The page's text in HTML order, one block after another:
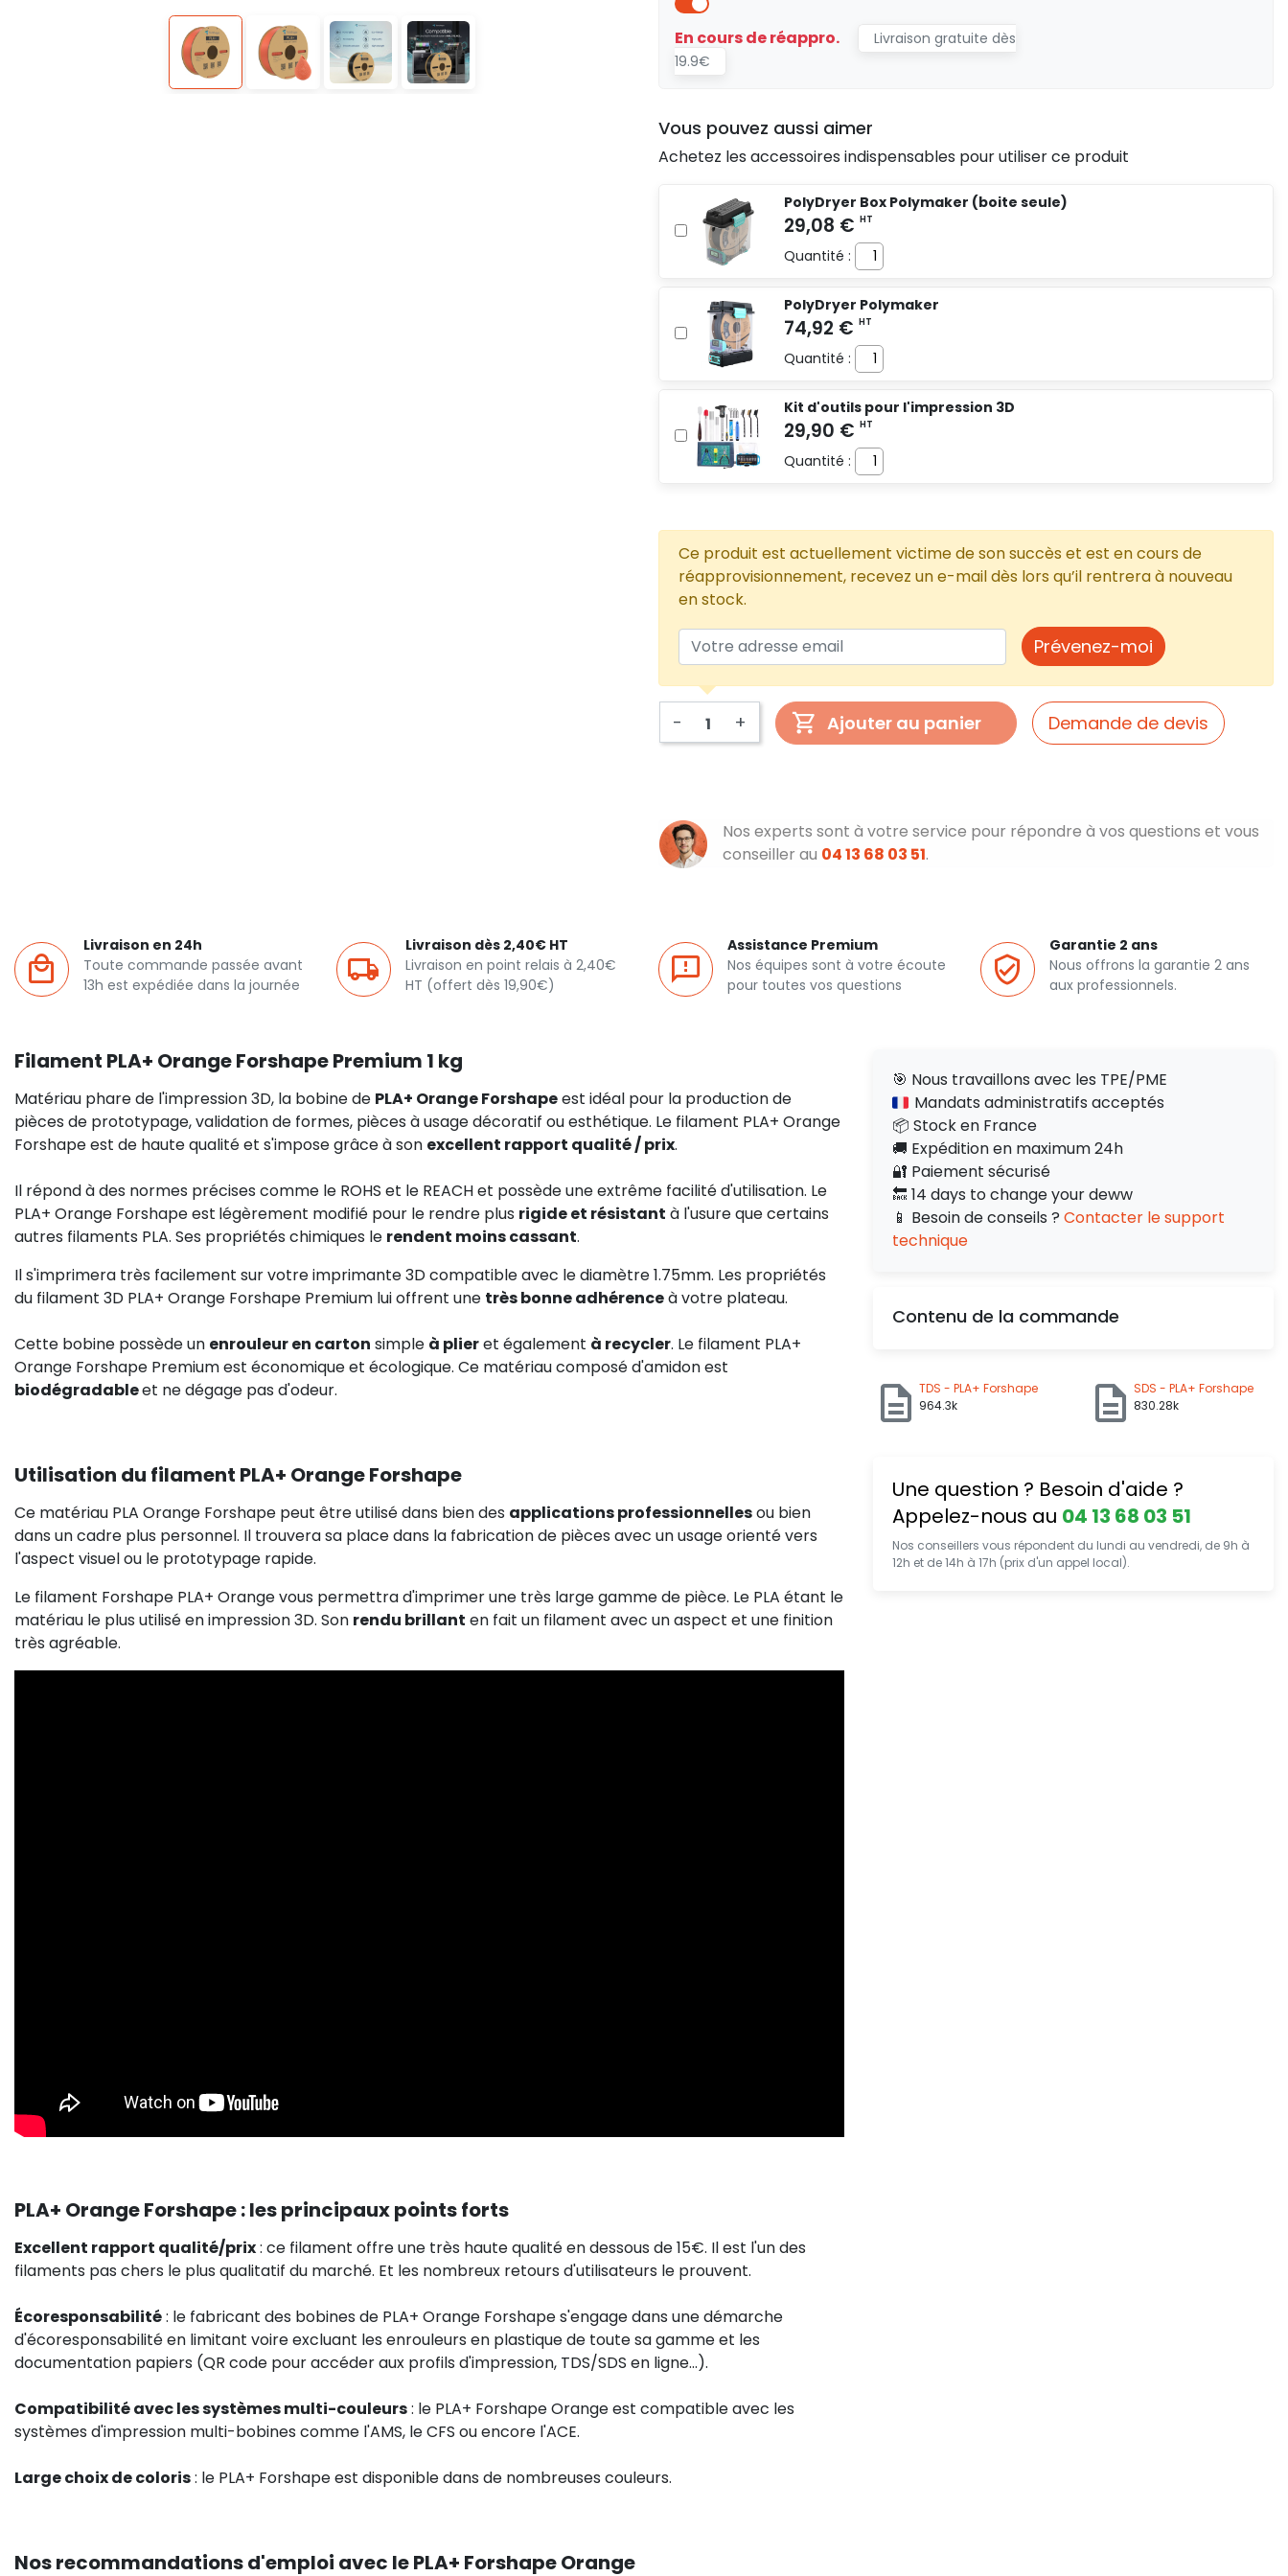
En cours de réappro.
Livraison gratuite dès
19.9€
Vous pouvez aussi aimer
Achetez les accessoires indispensables pour utiliser ce produit
PolyDryer Box Polymaker (boite seule)
Quantité :
PolyDryer Polymaker
Quantité :
Kit d'outils pour l'impression 3D
Quantité :
Ce produit est actuellement victime de son succès et est en cours de
réapprovisionnement, recevez un e-mail dès lors qu’il rentrera à nouveau
en stock.
Prévenez-moi
- + Ajouter au panier Demande de devis
Nos experts sont à votre service pour répondre à vos questions et vous
conseiller au 04 13 68 03 51.
Livraison en 24h
Toute commande passée avant
13h est expédiée dans la journée
Livraison dès 2,40€ HT
Livraison en point relais à 2,40€
HT (offert dès 19,90€)
Assistance Premium
Nos équipes sont à votre écoute
pour toutes vos questions
Garantie 2 ans
Nous offrons la garantie 2 ans
aux professionnels.
Filament PLA+ Orange Forshape Premium 1 kg
Matériau phare de l'impression 3D, la bobine de PLA+ Orange Forshapeest idéal pour la production de
pièces de prototypage, validation de formes, pièces à usage décoratif ou esthétique. Le filament PLA+ Orange
Forshape est de haute qualité et s'impose grâce à son excellent rapport qualité / prix.
Il répond à des normes précises comme le ROHS et le REACH et possède une extrême facilité d'utilisation. Le
PLA+ Orange Forshape est légèrement modifié pour le rendre plus rigide et résistant à l'usure que certains
autres filaments PLA. Ses propriétés chimiques le rendent moins cassant.
Il s'imprimera très facilement sur votre imprimante 3D compatible avec le diamètre 1.75mm. Les propriétés
du filament 3D PLA+ Orange Forshape Premium lui offrent une très bonne adhérenceà votre plateau.
Cette bobine possède un enrouleur en carton simple à plieret également à recycler. Le filament PLA+
Orange Forshape Premium est économique et écologique. Ce matériau composé d'amidon est
biodégradableet ne dégage pas d'odeur.
Utilisation du filament PLA+ Orange Forshape
Ce matériau PLA Orange Forshape peut être utilisé dans bien des applications professionnellesou bien
dans un cadre plus personnel. Il trouvera sa place dans la fabrication de pièces avec un usage orienté vers
l'aspect visuel ou le prototypage rapide.
Le filament Forshape PLA+ Orange vous permettra d'imprimer une très large gamme de pièce. Le PLA étant le
matériau le plus utilisé en impression 3D. Son rendu brillant en fait un filament avec un aspect et une finition
très agréable.
PLA+ Orange Forshape : les principaux points forts
Excellent rapport qualité/prix: ce filament offre une très haute qualité en dessous de 15€. Il est l'un des
filaments pas chers le plus qualitatif du marché. Et les nombreux retours d'utilisateurs le prouvent.
Écoresponsabilité: le fabricant des bobines de PLA+ Orange Forshape s'engage dans une démarche
d'écoresponsabilité en limitant voire excluant les enrouleurs en plastique de toute sa gamme et les
documentation papiers (QR code pour accéder aux profils d'impression, TDS/SDS en ligne...).
Compatibilité avec les systèmes multi-couleurs: le PLA+ Forshape Orange est compatible avec les
systèmes d'impression multi-bobines comme l'AMS, le CFS ou encore l'ACE.
Large choix de coloris: le PLA+ Forshape est disponible dans de nombreuses couleurs.
Nos recommandations d'emploi avec le PLA+ Forshape Orange
🎯 Nous travaillons avec les TPE/PME
Mandats administratifs acceptés
📦 Stock en France
🚚 Expédition en maximum 24h
🔐 Paiement sécurisé
🔙 14 days to change your deww
📱 Besoin de conseils ? Contacter le support
technique
Contenu de la commande
TDS - PLA+ Forshape
964.3k
SDS - PLA+ Forshape
830.28k
Une question ? Besoin d'aide ?
Appelez-nous au 04 13 68 03 51
Nos conseillers vous répondent du lundi au vendredi, de 9h à
12h et de 14h à 17h (prix d'un appel local).